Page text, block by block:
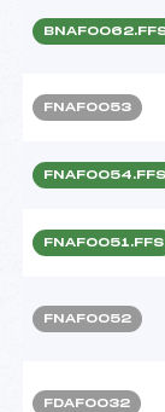
FNAF0053
FNAF0054.FFS
FNAF0051.FFS
FNAF0052
FDAF0032